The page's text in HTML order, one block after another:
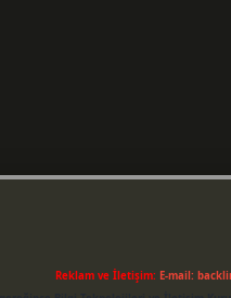
Reklam ve İletişim: E-mail: